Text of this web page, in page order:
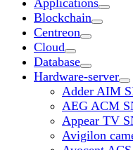
Applications
Blockchain
Centreon
Cloud
Database
Hardware-server
Adder AIM
AEG ACM
Appear TV
Avigilon